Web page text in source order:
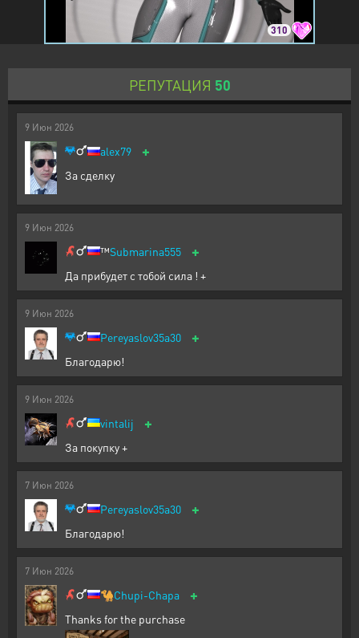
310
РЕПУТАЦИЯ 50
9 Июн 2026
alex79 +
За сделку
9 Июн 2026
™️Submarina555 +
Да прибудет с тобой сила ! +
9 Июн 2026
Pereyaslov35a30 +
Благодарю!
9 Июн 2026
vintalij +
За покупку +
7 Июн 2026
Pereyaslov35a30 +
Благодарю!
7 Июн 2026
🐪Chupi-Chapa +
Thanks for the purchase